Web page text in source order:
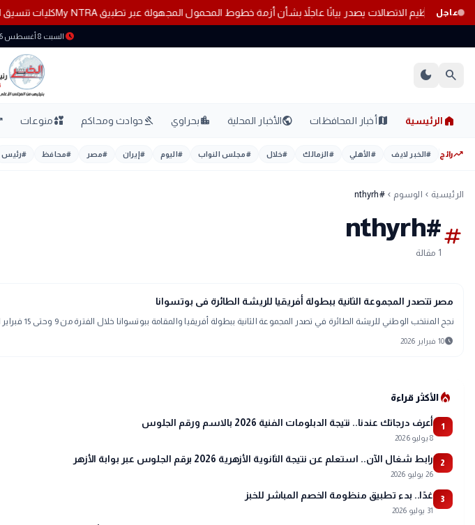
عاجل
اليوم السبتتنظيم الاتصالات يصدر بيانًا عاجلاً بشأن أزمة خطوط المحمول المجهولة عبر تطبيق My NTRA كليات تنسيق المرحلة الثانية
schedule السبت 8 أغسطس 2026
search
dark_mode
home الرئيسية mapأخبار المحافظات publicالأخبار المحلية location_cityبحراوي gavelحوادث ومحاكم interestsمنوعات
trending_upرائج #الخبر لايف #الأهلي #الزمالك #خلال #مجلس النواب #اليوم #إيران #مصر #محافظ #رئيس
الرئيسية chevron_left الوسوم chevron_left
#nthyrh
tag
#nthyrh
1 مقالة
sports_soccer
رياضة
مصر تتصدر المجموعة الثانية ببطولة أفريقيا للريشة الطائرة فى بوتسوانا
نجح المنتخب الوطني للريشة الطائرة في تصدر المجموعة الثانية ببطولة أفريقيا والمقامة ببوتسوانا خلال الفترة من 9 وحتى 15 فبراير الجاري.وتصدر منتخب السيدا
schedule10 فبراير 2026
local_fire_departmentالأكثر قراءة
1 أعرف درجاتك عندنا.. نتيجة الدبلومات الفنية 2026 بالاسم ورقم الجلوس
8 يوليو 2026
2 رابط شغال الآن.. استعلم عن نتيجة الثانوية الأزهرية 2026 برقم الجلوس عبر بوابة الأزهر
26 يوليو 2026
3 غدًا.. بدء تطبيق منظومة الخصم المباشر للخبز
31 يوليو 2026